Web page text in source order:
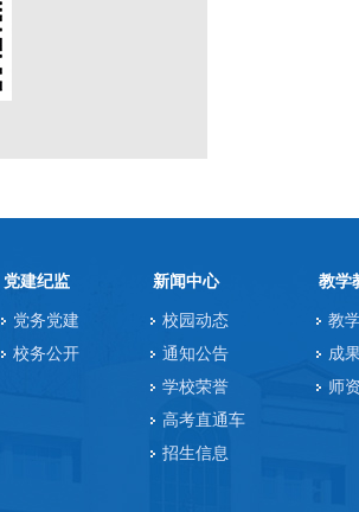
党建纪监
党务党建
校务公开
新闻中心
校园动态
通知公告
学校荣誉
高考直通车
招生信息
教学
教
成
师